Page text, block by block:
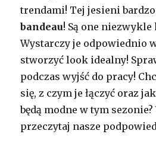
trendami! Tej jesieni
bandeau! Są one
Wystarczy je odpowiednio
stworzyć look idealny!
podczas wyjść do pracy!
się, z czym je łączyć oraz
będą modne w tym
przeczytaj nasze